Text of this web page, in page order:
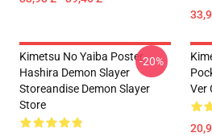
Kimetsu No Yaiba Poster
Hashira Demon Slayer
Storeandise Demon Slayer
Store
-20%
Ver